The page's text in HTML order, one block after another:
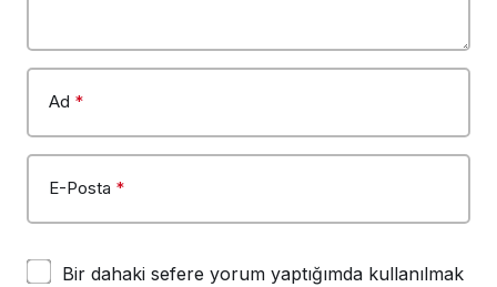
Ad *
E-Posta *
Bir dahaki sefere yorum yaptığımda kullanılmak